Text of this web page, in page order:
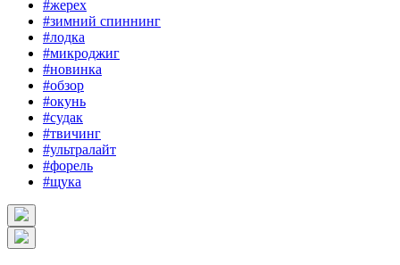
#жерех
#зимний спиннинг
#лодка
#микроджиг
#новинка
#обзор
#окунь
#судак
#твичинг
#ультралайт
#форель
#щука